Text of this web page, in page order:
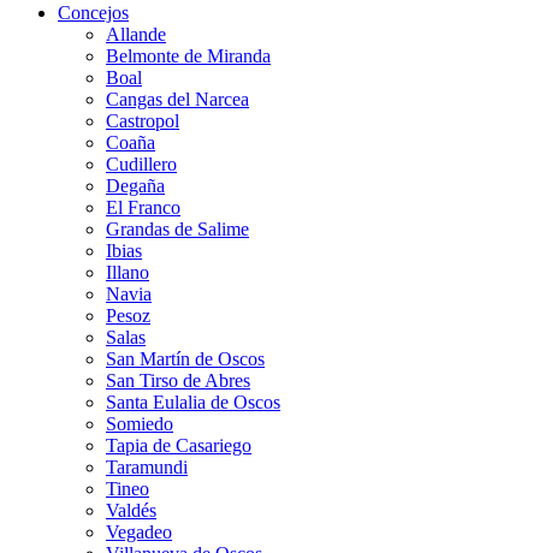
Concejos
Allande
Belmonte de Miranda
Boal
Cangas del Narcea
Castropol
Coaña
Cudillero
Degaña
El Franco
Grandas de Salime
Ibias
Illano
Navia
Pesoz
Salas
San Martín de Oscos
San Tirso de Abres
Santa Eulalia de Oscos
Somiedo
Tapia de Casariego
Taramundi
Tineo
Valdés
Vegadeo